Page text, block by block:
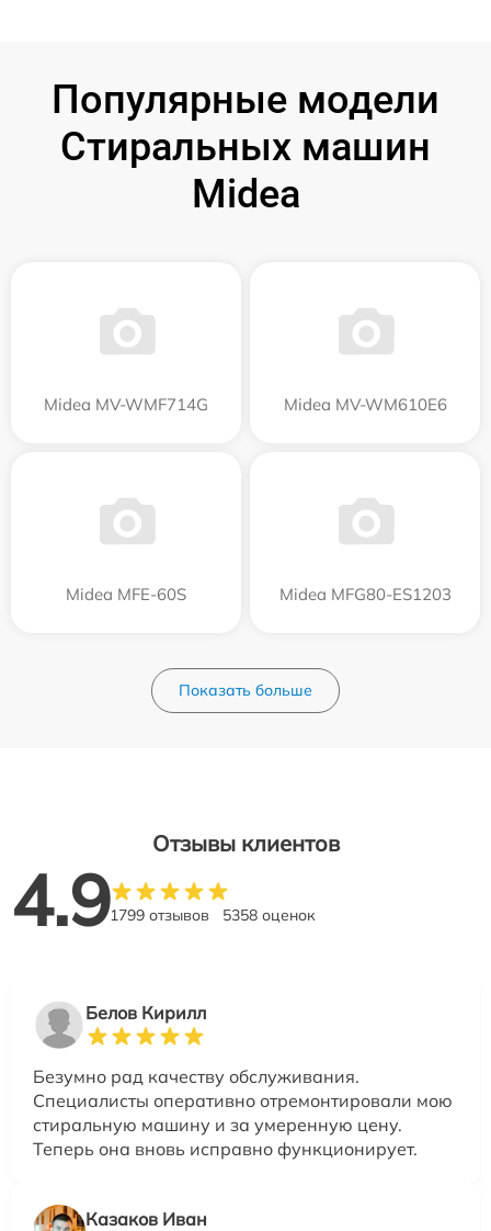
Популярные модели
Стиральных машин
Midea
Midea MV-WMF714G Midea MV-WM610E6
Midea MFE-60S Midea MFG80-ES1203
Показать больше
Отзывы клиентов
4.91799 отзывов 5358 оценок
Белов Кирилл
Безумно рад качеству обслуживания.
Специалисты оперативно отремонтировали мою
стиральную машину и за умеренную цену.
Теперь она вновь исправно функционирует.
Казаков Иван